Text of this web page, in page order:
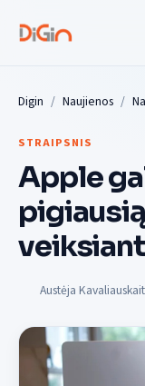
Digin Naujienos
STRAIPSNIS
Apple
Austėja